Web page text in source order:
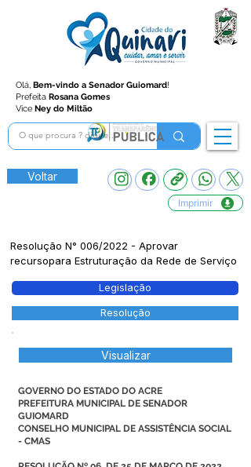
Olá, Bem-vindo a Senador Guiomard!
Prefeita Rosana Gomes
Vice Ney do Miltão
Voltar
Imprimir
Resolução N° 006/2022 - Aprovar
recursopara Estruturação da Rede de Serviço
Legislação
Resolução
Visualizar
GOVERNO DO ESTADO DO ACRE
PREFEITURA MUNICIPAL DE SENADOR
GUIOMARD
CONSELHO MUNICIPAL DE ASSISTÊNCIA SOCIAL
- CMAS